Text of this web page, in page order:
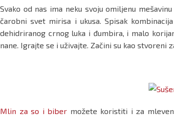
Svako od nas ima neku svoju omiljenu
čarobni svet mirisa i ukusa. Spisak
dehidriranog crnog luka i đumbira, i malo
nane. Igrajte se i uživajte. Začini su kao stvoreni
Mlin za so i biber možete koristiti i za